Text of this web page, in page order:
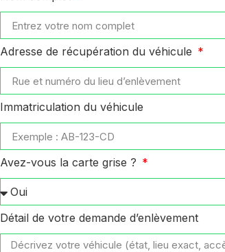
Adresse de récupération du véhicule
Immatriculation du véhicule
Avez-vous la carte grise ?
Détail de votre demande d’enlèvement